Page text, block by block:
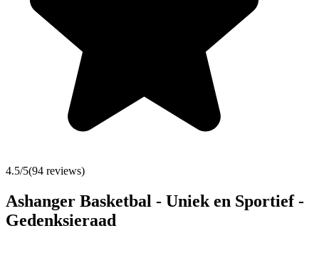
4.5/5(94 reviews)
Ashanger Basketbal - Uniek en Sportief -
Gedenksieraad